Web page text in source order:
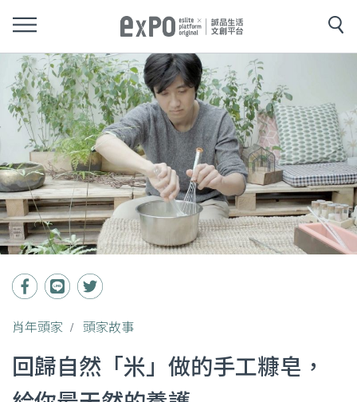
肖年頭家 頭家故事
回歸自然「米」做的手工糠皂，